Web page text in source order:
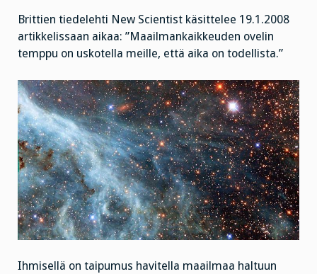
Brittien tiedelehti New Scientist käsittelee 19.1.2008
artikkelissaan aikaa: ”Maailmankaikkeuden ovelin
temppu on uskotella meille, että aika on todellista.”
Ihmisellä on taipumus havitella maailmaa haltuun